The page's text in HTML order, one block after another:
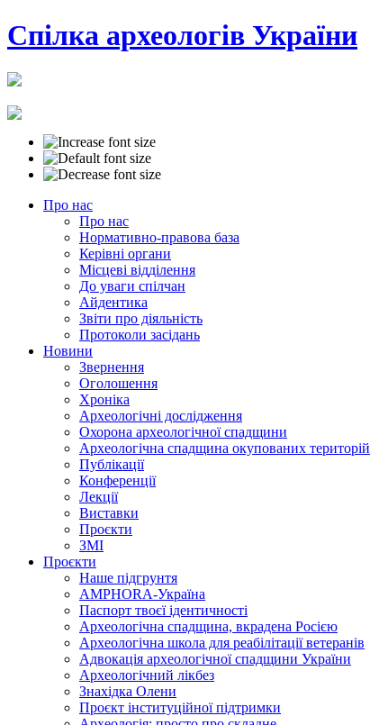
Cпілка археологів України
Про нас
Про нас
Нормативно-правова база
Керівні органи
Місцеві відділення
До уваги спілчан
Айдентика
Звіти про діяльність
Протоколи засідань
Новини
Звернення
Оголошення
Хроніка
Археологічні дослідження
Охорона археологічної спадщини
Археологічна спадщина окупованих територій
Публікації
Конференції
Лекції
Виставки
Проєкти
ЗМІ
Проєкти
Наше підгрунтя
AMPHORA-Україна
Паспорт твоєї ідентичності
Археологічна спадщина, вкрадена Росією
Археологічна школа для реабілітації ветеранів
Адвокація археологічної спадщини України
Археологічний лікбез
Знахідка Олени
Проєкт інституційної підтримки